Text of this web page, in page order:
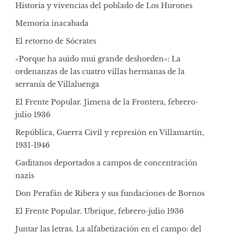
Historia y vivencias del poblado de Los Hurones
Memoria inacabada
El retorno de Sócrates
«Porque ha auido mui grande deshorden»: La
ordenanzas de las cuatro villas hermanas de la
serranía de Villaluenga
El Frente Popular. Jimena de la Frontera, febrero-
julio 1936
República, Guerra Civil y represión en Villamartín,
1931-1946
Gaditanos deportados a campos de concentración
nazis
Don Perafán de Ribera y sus fundaciones de Bornos
El Frente Popular. Ubrique, febrero-julio 1936
Juntar las letras. La alfabetización en el campo: del